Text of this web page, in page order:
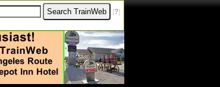
[?]